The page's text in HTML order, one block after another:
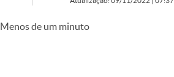
Menos de um minuto